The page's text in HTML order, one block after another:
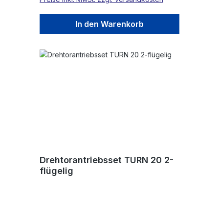
In den Warenkorb
Drehtorantriebsset TURN 20 2-
flügelig